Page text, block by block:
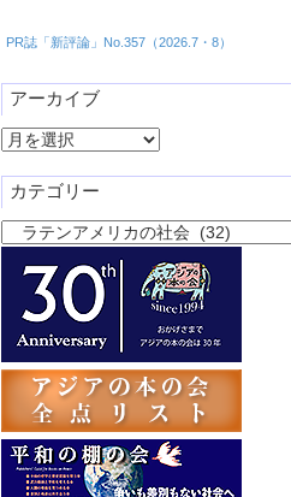
PR誌「新評論」No.357（2026.7・8）
アーカイブ
ア
カ
イ
カテゴリー